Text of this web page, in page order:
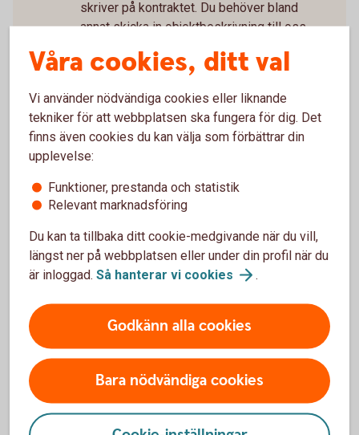
skriver på kontraktet. Du behöver bland
annat skicka in objektbeskrivning till oss.
Boka bolånerådgivning
ställning till. Boka gärna en bolånerådgivning
med oss så går vi igenom allt du behöver
tänka på kring din nya bostad som till
exempel kreditupplägg, försäkringar och
sparande.
Glöm inte juridiken
Köper du bostad tillsammans? Glöm inte
juridiken. Vi kan hjälpa dig med avtal som
reglerar ägande, ekonomiskt ansvar och hur
eventuell vinst eller förlust delas vid
5 tips när du flyttarihop
Tillträde
Våra cookies, ditt val
Vi använder nödvändiga cookies eller liknande
tekniker för att webbplatsen ska fungera för dig. Det
finns även cookies du kan välja som förbättrar din
upplevelse:
Funktioner, prestanda och statistik
Relevant marknadsföring
Du kan ta tillbaka ditt cookie-medgivande när du vill,
längst ner på webbplatsen eller under din profil när du
är inloggad. Så hanterar vi cookies .
Godkänn alla cookies
Bara nödvändiga cookies